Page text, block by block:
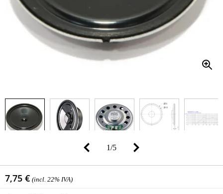
1/5
7,75 € (incl. 22% IVA)